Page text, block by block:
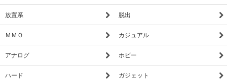
放置系 脱出
ＭＭＯ カジュアル
アナログ ホビー
ハード ガジェット